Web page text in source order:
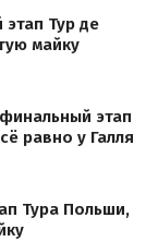
Тур де
майку
этап
равно у Галля
Тура Польши,